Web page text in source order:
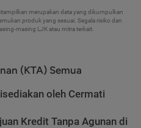
merupakan data yang dikumpulkan
produk yang sesuai. Segala risiko dan
masing LJK atau mitra terkait.
(KTA) Semua
oleh Cermati
Kredit Tanpa Agunan di